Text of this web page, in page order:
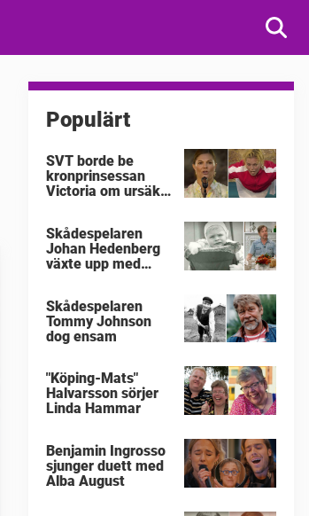
Populärt
SVT borde be
kronprinsessan
Victoria om ursäkt
Skådespelaren
Johan Hedenberg
växte upp med
Skådespelaren
Tommy Johnson
dog ensam
"Köping-Mats"
Halvarsson sörjer
Linda Hammar
Benjamin Ingrosso
sjunger duett med
Alba August